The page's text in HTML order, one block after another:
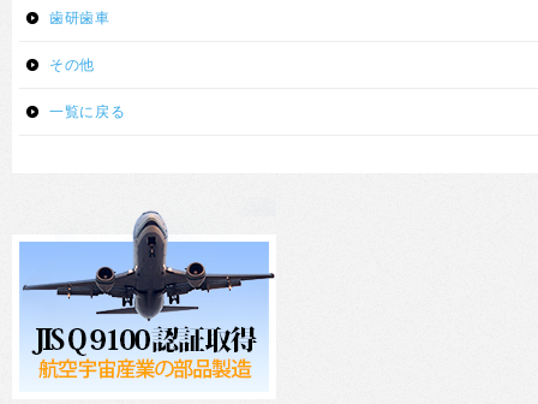
歯研歯車
その他
一覧に戻る